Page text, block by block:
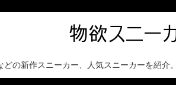
の新作スニーカー、人気スニーカーを紹